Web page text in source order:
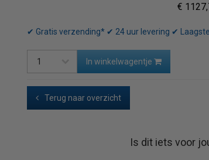
€
✔ Gratis verzending* ✔ 24 uur levering ✔
In winkelwagentje
Terug naar overzicht
Is dit iets voor